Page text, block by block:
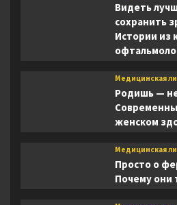
Видеть
сохранить
Истории из
Медицинская
Родишь —
женском
Медицинская
Просто о
Почему они